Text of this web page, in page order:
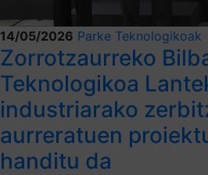
14/05/2026 Parke Teknologikoak
Zorrotzaurreko
Teknologikoa
industriarako
aurreratuen
handitu da